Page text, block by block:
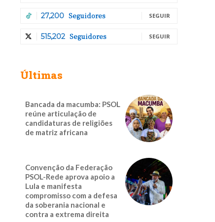
27,200 Seguidores SEGUIR
515,202 Seguidores SEGUIR
Últimas
Bancada da macumba: PSOL
reúne articulação de
candidaturas de religiões
de matriz africana
Convenção da Federação
PSOL-Rede aprova apoio a
Lula e manifesta
compromisso com a defesa
da soberania nacional e
contra a extrema direita